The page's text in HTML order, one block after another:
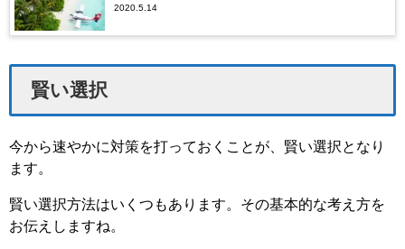
2020.5.14
賢い選択
今から速やかに対策を打っておくことが、賢い選択となり
ます。
賢い選択方法はいくつもあります。その基本的な考え方を
お伝えしますね。